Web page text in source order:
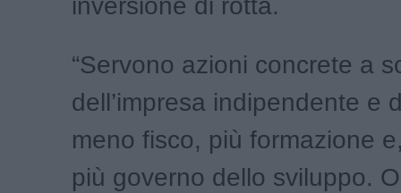
inversione di rotta.
“Servono azioni concrete a
dell’impresa indipendente e
meno fisco, più formazione
più governo dello sviluppo.